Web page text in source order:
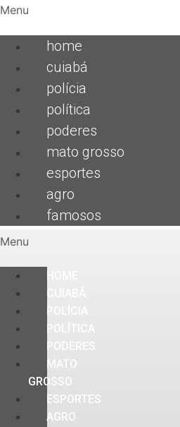
Menu
home
cuiabá
polícia
política
poderes
mato grosso
esportes
agro
famosos
Menu
PODERES
MATO
GROSSO
ESPORTES
AGRO